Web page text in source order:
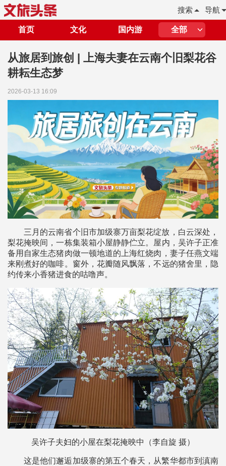
导航
搜索
首页 文化 国内游 全部
从旅居到旅创 | 上海夫妻在云南个旧梨花谷
耕耘生态梦
2026-03-13 16:09
三月的云南省个旧市加级寨万亩梨花绽放，白云深处，
梨花掩映间，一栋集装箱小屋静静伫立。屋内，吴许子正准
备用自家生态猪肉做一顿地道的上海红烧肉，妻子任燕文端
来刚煮好的咖啡。窗外，花瓣随风飘落，不远的猪舍里，隐
约传来小香猪进食的咕噜声。
吴许子夫妇的小屋在梨花掩映中（李自旋 摄）
这是他们邂逅加级寨的第五个春天，从繁华都市到滇南